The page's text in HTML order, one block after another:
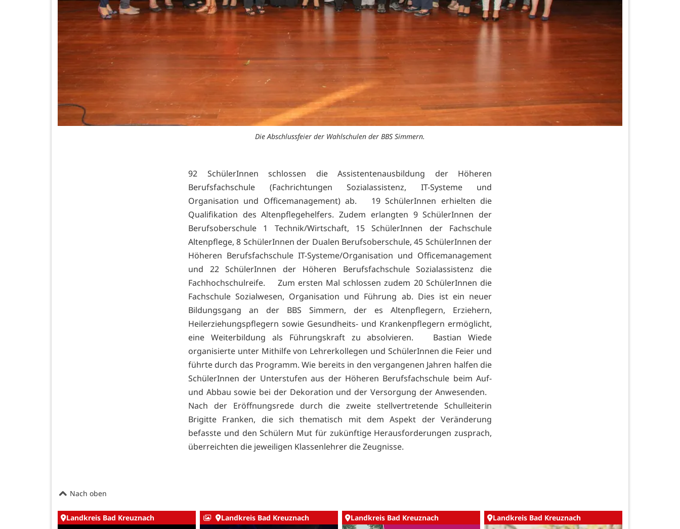
Die Abschlussfeier der Wahlschulen der BBS Simmern.
92 SchülerInnen schlossen die Assistentenausbildung der Höheren
Berufsfachschule (Fachrichtungen Sozialassistenz, IT-Systeme und
Organisation und Officemanagement) ab. 19 SchülerInnen erhielten die
Qualifikation des Altenpflegehelfers. Zudem erlangten 9 SchülerInnen der
Berufsoberschule 1 Technik/Wirtschaft, 15 SchülerInnen der Fachschule
Altenpflege, 8 SchülerInnen der Dualen Berufsoberschule, 45 SchülerInnen der
Höheren Berufsfachschule IT-Systeme/Organisation und Officemanagement
und 22 SchülerInnen der Höheren Berufsfachschule Sozialassistenz die
Fachhochschulreife. Zum ersten Mal schlossen zudem 20 SchülerInnen die
Fachschule Sozialwesen, Organisation und Führung ab. Dies ist ein neuer
Bildungsgang an der BBS Simmern, der es Altenpflegern, Erziehern,
Heilerziehungspflegern sowie Gesundheits- und Krankenpflegern ermöglicht,
eine Weiterbildung als Führungskraft zu absolvieren. Bastian Wiede
organisierte unter Mithilfe von Lehrerkollegen und SchülerInnen die Feier und
führte durch das Programm. Wie bereits in den vergangenen Jahren halfen die
SchülerInnen der Unterstufen aus der Höheren Berufsfachschule beim Auf-
und Abbau sowie bei der Dekoration und der Versorgung der Anwesenden.
Nach der Eröffnungsrede durch die zweite stellvertretende Schulleiterin
Brigitte Franken, die sich thematisch mit dem Aspekt der Veränderung
befasste und den Schülern Mut für zukünftige Herausforderungen zusprach,
überreichten die jeweiligen Klassenlehrer die Zeugnisse.
Nach oben
Landkreis Bad Kreuznach Landkreis Bad Kreuznach Landkreis Bad Kreuznach Landkreis Bad Kreuznach